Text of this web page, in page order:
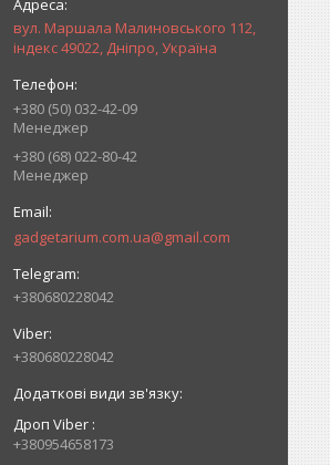
вул. Маршала Малиновського 112,
індекс 49022, Дніпро, Україна
+380 (50) 032-42-09
Менеджер
+380 (68) 022-80-42
Менеджер
gadgetarium.com.ua@gmail.com
+380680228042
+380680228042
Дроп Viber
+380954658173